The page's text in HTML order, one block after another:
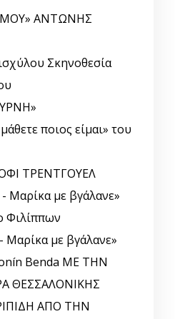
ΜΟΥ» ΑΝΤΩΝΗΣ
Σκηνοθεσία
ποιος είμαι» του
ΤΡΕΝΤΓΟΥΕΛ
Μαρίκα με βγάλανε»
Φιλίππων
Μαρίκα με βγάλανε»
Benda ΜΕ ΤΗΝ
ΘΕΣΣΑΛΟΝΙΚΗΣ
ΑΠΟ ΤΗΝ